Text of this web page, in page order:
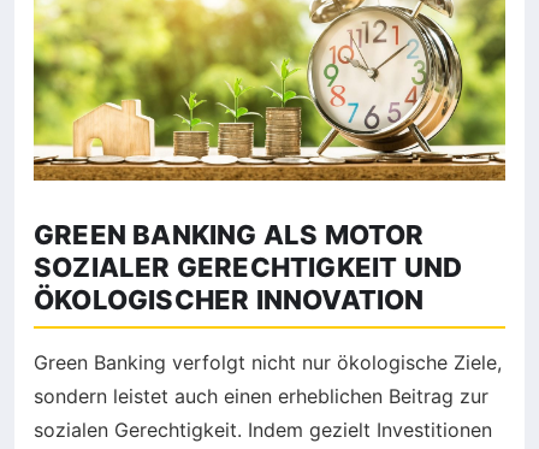
GREEN BANKING ALS MOTOR
SOZIALER GERECHTIGKEIT UND
ÖKOLOGISCHER INNOVATION
Green Banking verfolgt nicht nur ökologische Ziele,
sondern leistet auch einen erheblichen Beitrag zur
sozialen Gerechtigkeit. Indem gezielt Investitionen